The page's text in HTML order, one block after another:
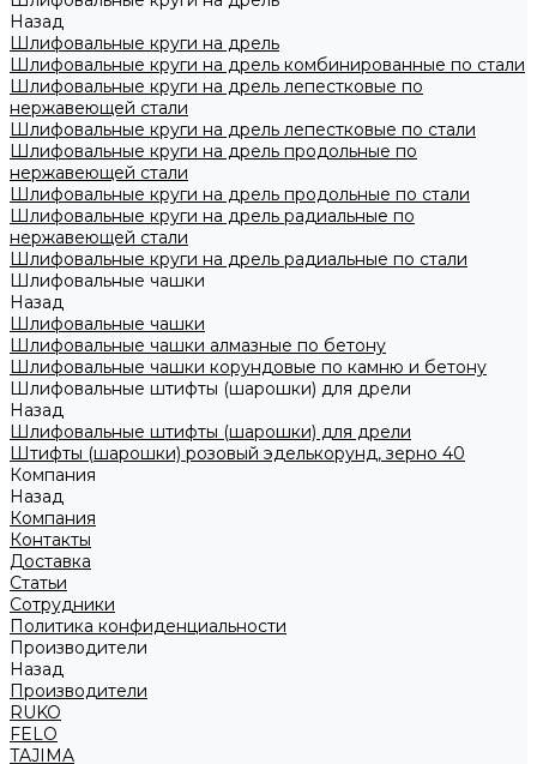
Назад
Шлифовальные круги на дрель
Шлифовальные круги на дрель комбинированные по стали
Шлифовальные круги на дрель лепестковые по
нержавеющей стали
Шлифовальные круги на дрель лепестковые по стали
Шлифовальные круги на дрель продольные по
нержавеющей стали
Шлифовальные круги на дрель продольные по стали
Шлифовальные круги на дрель радиальные по
нержавеющей стали
Шлифовальные круги на дрель радиальные по стали
Шлифовальные чашки
Назад
Шлифовальные чашки
Шлифовальные чашки алмазные по бетону
Шлифовальные чашки корундовые по камню и бетону
Шлифовальные штифты (шарошки) для дрели
Назад
Шлифовальные штифты (шарошки) для дрели
Штифты (шарошки) розовый эделькорунд, зерно 40
Компания
Назад
Компания
Контакты
Доставка
Статьи
Сотрудники
Политика конфиденциальности
Производители
Назад
Производители
RUKO
FELO
TAJIMA